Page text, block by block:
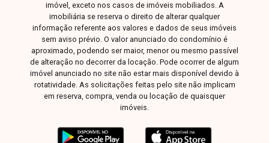
imóvel, exceto nos casos de imóveis mobiliados. A
imobiliária se reserva o direito de alterar qualquer
informação referente aos valores e dados de seus imóveis
sem aviso prévio. O valor anunciado do condomínio é
aproximado, podendo ser maior, menor ou mesmo passível
de alteração no decorrer da locação. Pode ocorrer de algum
imóvel anunciado no site não estar mais disponível devido à
rotatividade. As solicitações feitas pelo site não implicam
em reserva, compra, venda ou locação de quaisquer
imóveis.